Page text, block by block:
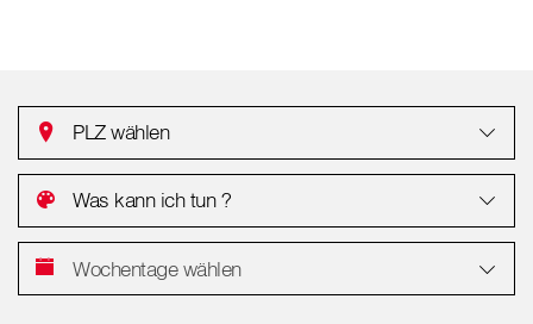
PLZ wählen
Was kann ich tun ?
Wochentage wählen